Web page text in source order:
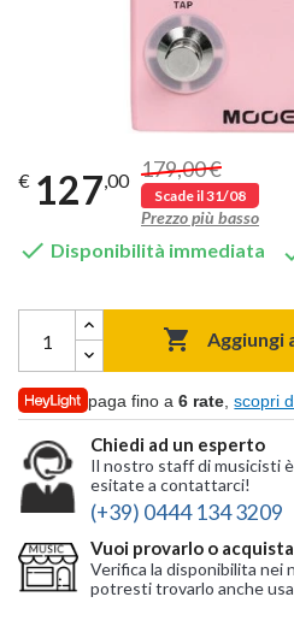
€ 127 ,00 179,00 €
Scade il 31/08
Prezzo più basso
 Disponibilità immediata
 Aggiungi
paga fino a6 rate ,scopri
Chiedi ad un esperto
Il nostro staff di musicisti
esitate a contattarci!
(+39) 0444 134 3209
Vuoi provarlo o
Verifica la disponibilita nei
potresti trovarlo anche